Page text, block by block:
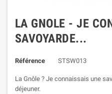
LA GNOLE - JE
SAVOYARDE...
Référence STSW013
La Gnôle ? Je connaissais une
déjeuner.